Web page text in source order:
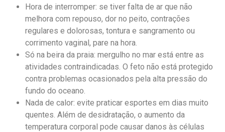
Hora de interromper: se tiver falta de ar que não
melhora com repouso, dor no peito, contrações
regulares e dolorosas, tontura e sangramento ou
corrimento vaginal, pare na hora.
Só na beira da praia: mergulho no mar está entre as
atividades contraindicadas. O feto não está protegido
contra problemas ocasionados pela alta pressão do
fundo do oceano.
Nada de calor: evite praticar esportes em dias muito
quentes. Além de desidratação, o aumento da
temperatura corporal pode causar danos às células